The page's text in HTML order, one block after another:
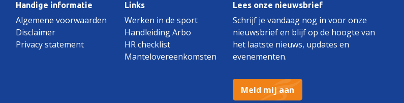
Handige informatie
Algemene voorwaarden
Disclaimer
Privacy statement
Links
Werken in de sport
Handleiding Arbo
HR checklist
Mantelovereenkomsten
Lees onze nieuwsbrief
Schrijf je vandaag nog in voor onze
nieuwsbrief en blijf op de hoogte van
het laatste nieuws, updates en
evenementen.
Meld mij aan